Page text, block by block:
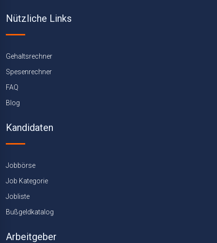
Nützliche Links
Gehaltsrechner
Spesenrechner
FAQ
Blog
Kandidaten
Jobbörse
Job Kategorie
Jobliste
Bußgeldkatalog
Arbeitgeber